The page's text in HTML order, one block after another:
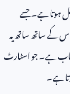
ہوتا ہے۔ جسے
کے ساتھ ساتھ یہ
ہے۔ جو اسٹارٹ
ہے۔